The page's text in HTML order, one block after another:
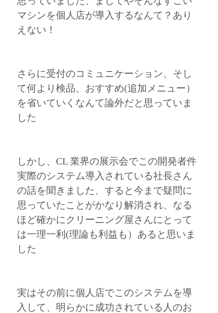
マシンを個人店が導入するなんて？あり
えない！
さらに受付のコミュニケーション、そし
て何より検品、おすすめ(追加メニュー）
を省いていくなんて論外だと思っていま
した
しかし、CL 業界の展示会でこの開発者件
実際のシステム導入されている社長さん
の話を聞きました、すると今まで疑問に
思っていたことがかなり解消され、なる
ほど確かにクリーニング屋さんにとって
は一理一利(理論も利益も）あると思いま
した
実はその前に個人店でこのシステムを導
入して、明らかに成功されている人のお